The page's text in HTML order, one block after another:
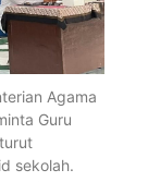
Agama
Guru
sekolah.